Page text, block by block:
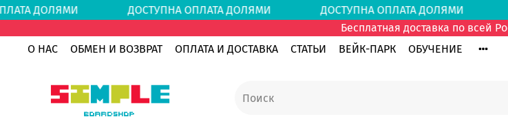
ДОЛЯМИ ДОСТУПНА ОПЛАТА ДОЛЯМИ ДОСТУПНА ОПЛАТА ДОЛЯМИ
Бесплатная доставка по всей
О НАС
ОБМЕН И ВОЗВРАТ ОПЛАТА И ДОСТАВКА СТАТЬИ ВЕЙК-ПАРК ОБУЧЕНИЕ